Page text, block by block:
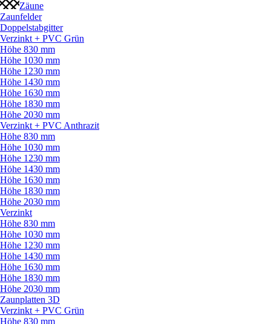
Zäune
Zaunfelder
Doppelstabgitter
Verzinkt + PVC Grün
Höhe 830 mm
Höhe 1030 mm
Höhe 1230 mm
Höhe 1430 mm
Höhe 1630 mm
Höhe 1830 mm
Höhe 2030 mm
Verzinkt + PVC Anthrazit
Höhe 830 mm
Höhe 1030 mm
Höhe 1230 mm
Höhe 1430 mm
Höhe 1630 mm
Höhe 1830 mm
Höhe 2030 mm
Verzinkt
Höhe 830 mm
Höhe 1030 mm
Höhe 1230 mm
Höhe 1430 mm
Höhe 1630 mm
Höhe 1830 mm
Höhe 2030 mm
Zaunplatten 3D
Verzinkt + PVC Grün
Höhe 830 mm